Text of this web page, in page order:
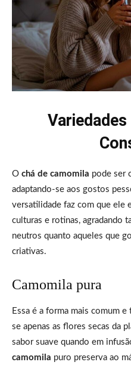
O chá de camomila pode ser
adaptando-se aos gostos
versatilidade faz com que ele
culturas e rotinas, agradando
neutros quanto aqueles que
criativas.
Camomila pura
Essa é a forma mais comum
se apenas as flores secas da
sabor suave quando em
camomila puro preserva ao